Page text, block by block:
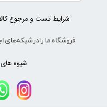
فروشگاه ما را در شبکه‌های
شیوه
شرایط تست و مرجوع